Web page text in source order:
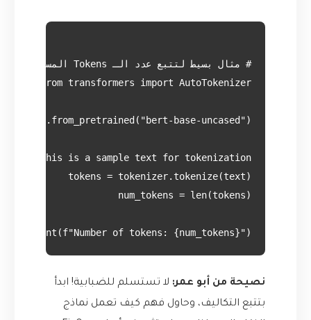
print(f"Number of tokens: {num_tokens}")
نصيحة من أبو عمر: لا تستسلم للضبابية! ابدأ
بتتبع التكاليف، وحاول فهم كيف تعمل نماذج